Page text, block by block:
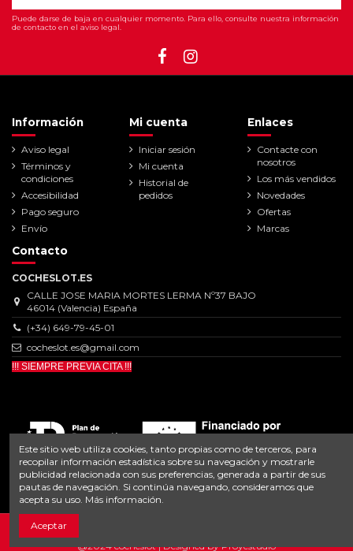
Puede darse de baja en cualquier momento. Para ello, consulte nuestra información
de contacto en el aviso legal.
Información
Aviso legal
Términos y
condiciones
Accesibilidad
Pago seguro
Envío
Mi cuenta
Iniciar sesión
Mi cuenta
Historial de
pedidos
Enlaces
Contacte con
nosotros
Los más vendidos
Novedades
Ofertas
Marcas
Contacto
COCHESLOT.ES
CALLE JOSE MARIA MORTES LERMA Nº37 BAJO
46014 (Valencia) España
(+34) 649-79-45-01
cocheslot.es@gmail.com
!!! SIEMPRE PREVIA CITA !!!
@2024 cocheslot | Designed byProyestudio
Este sitio web utiliza cookies, tanto propias como de terceros, para
recopilar información estadística sobre su navegación y mostrarle
publicidad relacionada con sus preferencias, generada a partir de sus
pautas de navegación. Si continúa navegando, consideramos que
acepta su uso. Más información.
Aceptar